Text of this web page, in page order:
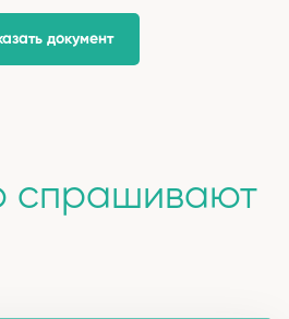
документ
спрашивают